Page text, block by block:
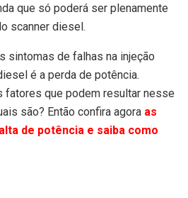
que só poderá ser plenamente
scanner diesel.
sintomas de falhas na injeção
é a perda de potência.
fatores que podem resultar nesse
são? Então confira agora as
de potência e saiba como